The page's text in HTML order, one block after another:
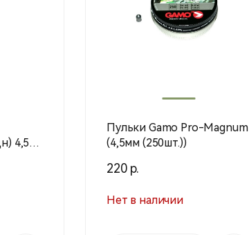
4,5
Пульки Gamo Pro-Magnum
(4,5мм (250шт.))
220 р.
Нет в наличии